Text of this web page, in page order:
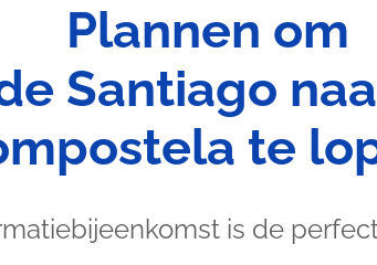
Plannen om
Santiago
te
is de